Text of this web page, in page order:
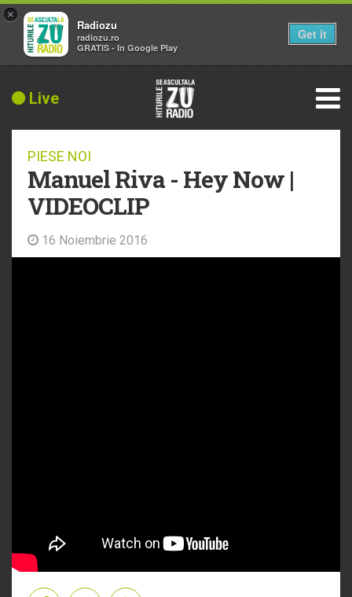
Live
PIESE NOI
Manuel Riva - Hey Now |
VIDEOCLIP
16 Noiembrie 2016
×
Radiozu
radiozu.ro
GRATIS - In Google Play
Get it